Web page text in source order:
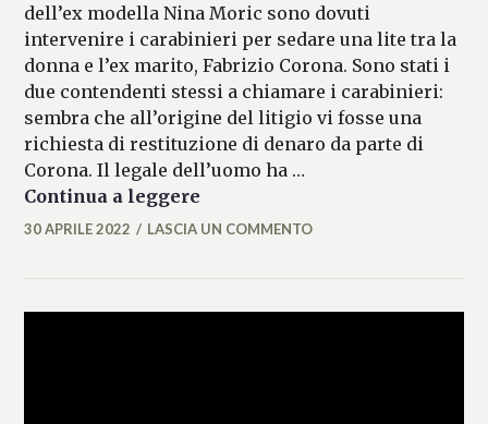
dell’ex modella Nina Moric sono dovuti
intervenire i carabinieri per sedare una lite tra la
donna e l’ex marito, Fabrizio Corona. Sono stati i
due contendenti stessi a chiamare i carabinieri:
sembra che all’origine del litigio vi fosse una
richiesta di restituzione di denaro da parte di
Corona. Il legale dell’uomo ha …
Continua a leggere
MICAELA
30 APRILE 2022 LASCIA UN COMMENTO